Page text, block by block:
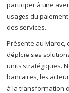
participer à une
usages du
des services.
Présente au Maroc,
déploie ses
units stratégiques.
bancaires, les
à la transformation